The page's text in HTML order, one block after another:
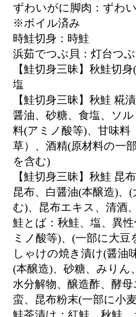
ずわいがに脚肉：ずわ
※ボイル済み
時鮭切身：時鮭
浜茹でつぶ貝：灯台つ
【鮭切身三昧】秋鮭切身
塩
【鮭切身三昧】秋鮭 糀
醤油、砂糖、食塩、ソ
料(アミノ酸等)、甘味料
草）、酒精(原材料の一
を含む)
【鮭切身三昧】秋鮭 昆
昆布、白醤油(本醸造)、
む)、昆布エキス、清酒
鮭とば：秋鮭、塩、異
ミノ酸等)、(一部に大豆
しゃけの焼き漬け(醤油
(本醸造)、砂糖、みりん
水分解物、醸造酢、酵
蛮、昆布粉末(一部に小